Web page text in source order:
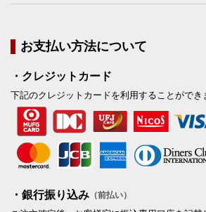
お支払い方法について
・クレジットカード
下記のクレジットカードを利用することができ
・銀行振り込み （前払い）